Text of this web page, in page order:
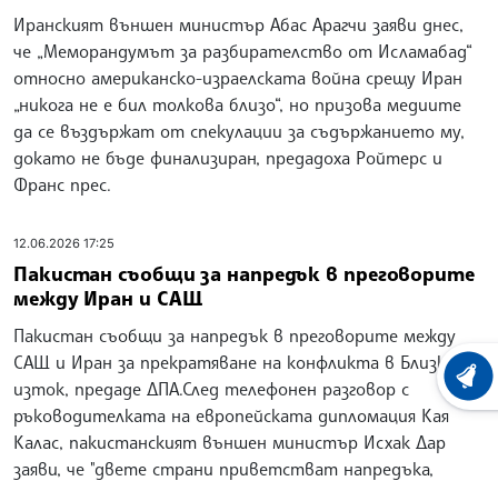
Иранският външен министър Абас Арагчи заяви днес,
че „Меморандумът за разбирателство от Исламабад“
относно американско-израелската война срещу Иран
„никога не е бил толкова близо“, но призова медиите
да се въздържат от спекулации за съдържанието му,
докато не бъде финализиран, предадоха Ройтерс и
Франс прес.
12.06.2026 17:25
Пакистан съобщи за напредък в преговорите
между Иран и САЩ
Пакистан съобщи за напредък в преговорите между
САЩ и Иран за прекратяване на конфликта в Близкия
изток, предаде ДПА.След телефонен разговор с
ръководителката на европейската дипломация Кая
Калас, пакистанският външен министър Исхак Дар
заяви, че "двете страни приветстват напредъка,